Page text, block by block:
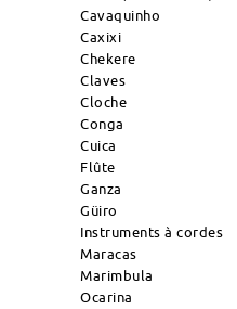
Cavaquinho
Caxixi
Chekere
Claves
Cloche
Conga
Cuica
Flûte
Ganza
Güiro
Instruments à cordes
Maracas
Marimbula
Ocarina